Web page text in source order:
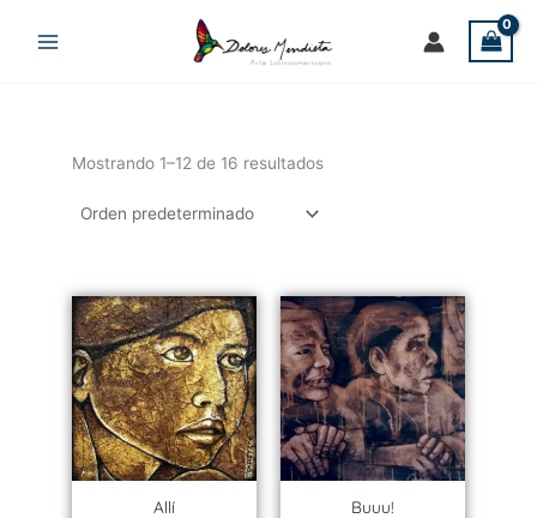
Mostrando 1–12 de 16 resultados
Allí Buuu!